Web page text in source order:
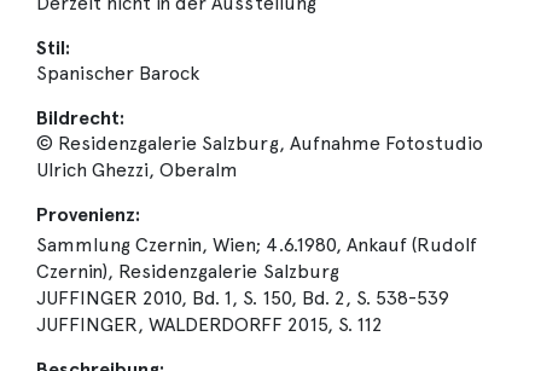
Stil:
Spanischer Barock
Bildrecht:
© Residenzgalerie Salzburg, Aufnahme Fotostudio
Ulrich Ghezzi, Oberalm
Provenienz:
Sammlung Czernin, Wien; 4.6.1980, Ankauf (Rudolf
Czernin), Residenzgalerie Salzburg
JUFFINGER 2010, Bd. 1, S. 150, Bd. 2, S. 538-539
JUFFINGER, WALDERDORFF 2015, S. 112